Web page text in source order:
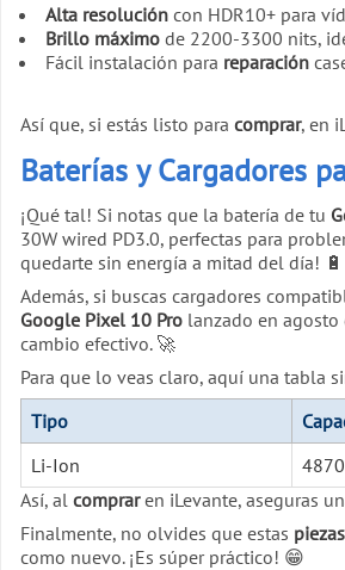
Alta resolucióncon HDR10+ para
Brillo máximode 2200-3300 nits,
Fácil instalación para reparación
Así que, si estás listo para comprar, en
Baterías y Cargadores
¡Qué tal! Si notas que la batería de tu
30W wired PD3.0, perfectas para
quedarte sin energía a mitad del día! 🔋
Además, si buscas cargadores
Google Pixel 10 Pro lanzado en agosto
cambio efectivo. 🚀
Para que lo veas claro, aquí una tabla
Tipo
Li-Ion
Así, al compraren iLevante, aseguras
Finalmente, no olvides que estas piezas
como nuevo. ¡Es súper práctico! 😁